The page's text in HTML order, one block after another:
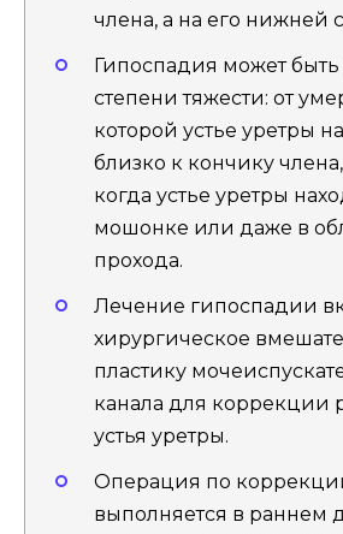
члена, а на его нижней
Гипоспадия может
степени тяжести: от
которой устье уретры
близко к кончику
когда устье уретры
мошонке или даже в
прохода.
Лечение гипоспадии
хирургическое
пластику
канала для коррекции
устья уретры.
Операция по
выполняется в раннем